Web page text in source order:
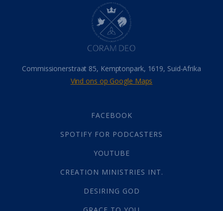
Hemel (31)
Israel (14)
Millennium(1)
Oordeelsdag(19)
Verheerlikte liggaam
Wederkoms
(27)
Gebed(87)
Die Onse Vader(12)
God(392)
Afgode(23)
Almag(1)
Alomteenwoordig
Commissionerstraat 85, Kemptonpark, 1619, Suid-Afrika
Vind ons op Google Maps
FACEBOOK
SPOTIFY FOR PODCASTERS
YOUTUBE
CREATION MINISTRIES INT.
DESIRING GOD